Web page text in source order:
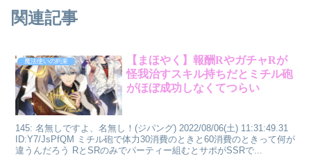
関連記事
魔法使いの約束
【まほやく】報酬RやガチャRが
怪我治すスキル持ちだとミチル砲
がほぼ成功しなくてつらい
145: 名無しですよ、名無し！(ジパング) 2022/08/06(土) 11:31:49.31
ID:Y7/JsPfQM ミチル砲で体力30消費のときと60消費のときって何が
違うんだろう RとSRのみでパーティー組むとサポがSSRで...